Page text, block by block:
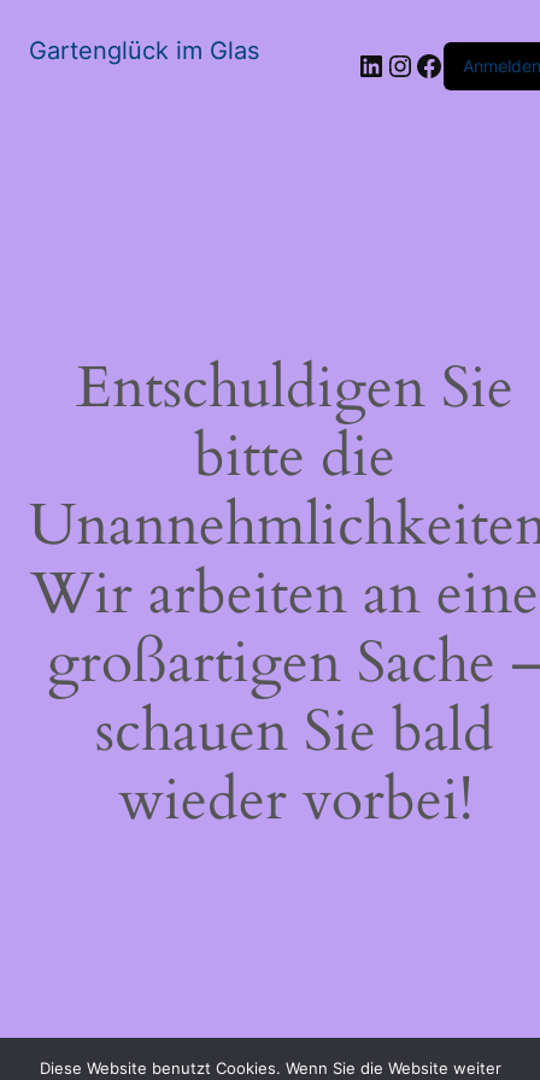
Gartenglück im Glas LinkedIn
Instagram
Anmelden
Entschuldigen Sie
bitte die
Wir arbeiten an
großartigen Sache
schauen Sie bald
wieder vorbei!
Diese Website benutzt Cookies. Wenn Sie die Website weiter